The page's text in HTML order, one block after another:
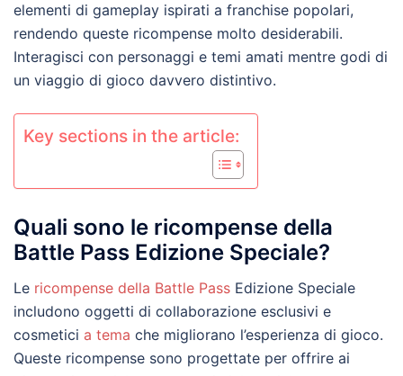
elementi di gameplay ispirati a franchise popolari,
rendendo queste ricompense molto desiderabili.
Interagisci con personaggi e temi amati mentre godi di
un viaggio di gioco davvero distintivo.
Key sections in the article:
Quali sono le ricompense della
Battle Pass Edizione Speciale?
Le ricompense della Battle Pass Edizione Speciale
includono oggetti di collaborazione esclusivi e
cosmetici a tema che migliorano l’esperienza di gioco.
Queste ricompense sono progettate per offrire ai